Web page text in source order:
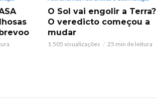
O Sol vai engolir a Terra?
O veredicto começou a
mudar
1.505 visualizações 25 min de leitura